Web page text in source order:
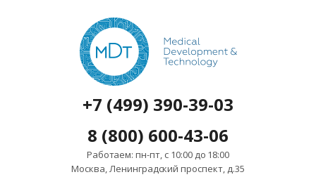
+7 (499) 390-39-03
8 (800) 600-43-06
Работаем: пн-пт, с 10:00 до 18:00
Москва, Ленинградский проспект, д.35